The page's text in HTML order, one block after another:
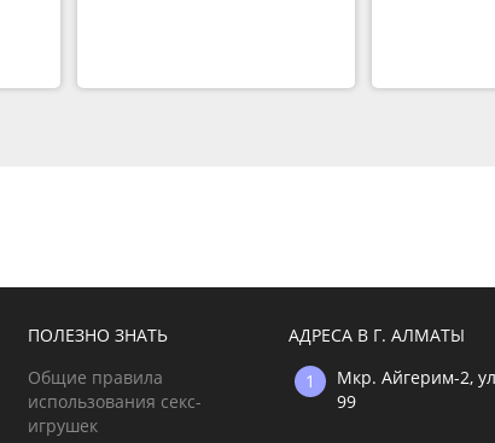
ПОЛЕЗНО ЗНАТЬ
Общие правила
использования секс-
игрушек
АДРЕСА В Г. АЛМАТЫ
Мкр. Айгерим-2,
99